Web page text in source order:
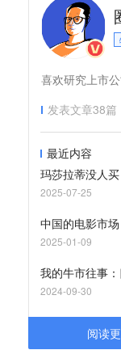
喜欢研究上市
发表文章38篇
最近内容
玛莎拉蒂没人
2025-07-25
中国的电影市
2025-01-09
我的牛市往事
2024-09-30
阅读